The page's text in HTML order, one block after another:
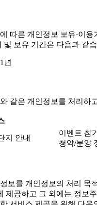
따른 개인정보 보유·이
및 보유 기간은 다음과 같
년
같은 개인정보를 처리하
지 안내
이벤트 참
청약/분양
보를 개인정보의 처리 목
제공하고 그 외에는 정보